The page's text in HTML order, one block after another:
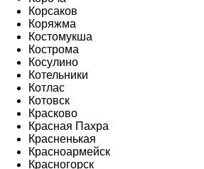
Корсаков
Коряжма
Костомукша
Кострома
Косулино
Котельники
Котлас
Котовск
Красково
Красная Пахра
Красненькая
Красноармейск
Красногорск